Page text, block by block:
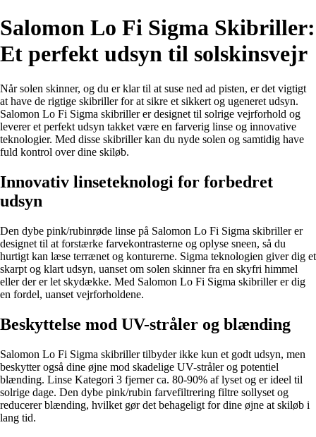
Salomon Lo Fi Sigma Skibriller:
Et perfekt udsyn til solskinsvejr
Når solen skinner, og du er klar til at suse ned ad pisten, er det vigtigt
at have de rigtige skibriller for at sikre et sikkert og ugeneret udsyn.
Salomon Lo Fi Sigma skibriller er designet til solrige vejrforhold og
leverer et perfekt udsyn takket være en farverig linse og innovative
teknologier. Med disse skibriller kan du nyde solen og samtidig have
fuld kontrol over dine skiløb.
Innovativ linseteknologi for forbedret
udsyn
Den dybe pink/rubinrøde linse på Salomon Lo Fi Sigma skibriller er
designet til at forstærke farvekontrasterne og oplyse sneen, så du
hurtigt kan læse terrænet og konturerne. Sigma teknologien giver dig et
skarpt og klart udsyn, uanset om solen skinner fra en skyfri himmel
eller der er let skydække. Med Salomon Lo Fi Sigma skibriller er dig
en fordel, uanset vejrforholdene.
Beskyttelse mod UV-stråler og blænding
Salomon Lo Fi Sigma skibriller tilbyder ikke kun et godt udsyn, men
beskytter også dine øjne mod skadelige UV-stråler og potentiel
blænding. Linse Kategori 3 fjerner ca. 80-90% af lyset og er ideel til
solrige dage. Den dybe pink/rubin farvefiltrering filtre sollyset og
reducerer blænding, hvilket gør det behageligt for dine øjne at skiløb i
lang tid.